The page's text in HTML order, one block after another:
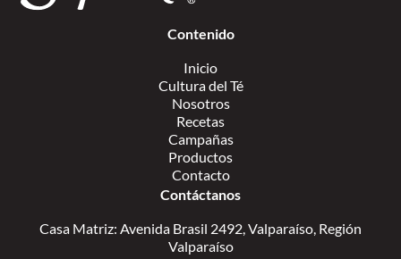
Contenido
Inicio
Cultura del Té
Nosotros
Recetas
Campañas
Productos
Contacto
Contáctanos
Casa Matriz: Avenida Brasil 2492, Valparaíso, Región
Valparaíso